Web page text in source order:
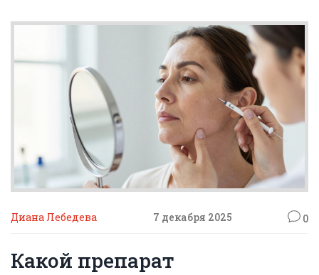
Диана Лебедева 7 декабря 2025 0
Какой препарат